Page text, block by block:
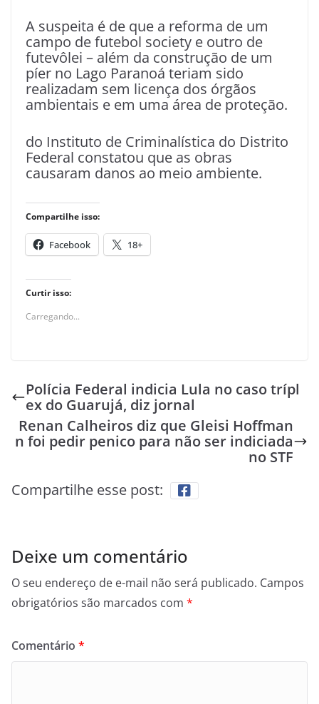
A suspeita é de que a reforma de um
campo de futebol society e outro de
futevôlei – além da construção de um
píer no Lago Paranoá teriam sido
realizadam sem licença dos órgãos
ambientais e em uma área de proteção.
do Instituto de Criminalística do Distrito
Federal constatou que as obras
causaram danos ao meio ambiente.
Compartilhe isso:
Facebook 18+
Curtir isso:
Carregando...
Polícia Federal indicia Lula no caso trípl
ex do Guarujá, diz jornal
Renan Calheiros diz que Gleisi Hoffman
n foi pedir penico para não ser indiciada
no STF
Compartilhe esse post:
Deixe um comentário
O seu endereço de e-mail não será publicado. Campos
obrigatórios são marcados com *
Comentário *